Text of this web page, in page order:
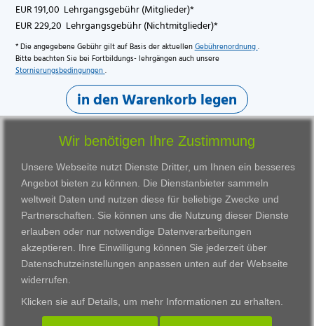
EUR 191,00 Lehrgangsgebühr (Mitglieder)*
EUR 229,20 Lehrgangsgebühr (Nichtmitglieder)*
* Die angegebene Gebühr gilt auf Basis der aktuellenGebührenordnung.
Bitte beachten Sie bei Fortbildungs- lehrgängen auch unsere
Stornierungsbedingungen.
in den Warenkorb legen
VWAK
Karriere
Links
Standorte
Darmstadt
Gießen
Bildungsangebot
Ausbildung
Wir benötigen Ihre Zustimmung
Unsere Webseite nutzt Dienste Dritter, um Ihnen ein besseres
Angebot bieten zu können. Die Dienstanbieter sammeln
weltweit Daten und nutzen diese für beliebige Zwecke und
Partnerschaften. Sie können uns die Nutzung dieser Dienste
erlauben oder nur notwendige Datenverarbeitungen
akzeptieren. Ihre Einwilligung können Sie jederzeit über
Datenschutzeinstellungen anpassen unten auf der Webseite
widerrufen.
Klicken sie auf Details, um mehr Informationen zu erhalten.